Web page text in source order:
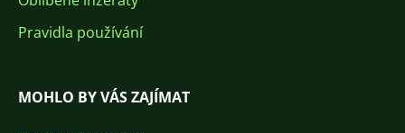
Pravidla používání
MOHLO BY VÁS ZAJÍMAT